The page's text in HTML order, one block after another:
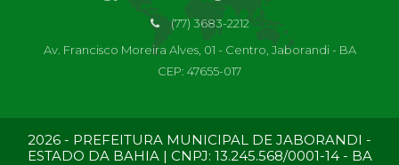
(77) 3683-2212
Av. Francisco Moreira Alves, 01 - Centro, Jaborandi - BA
CEP: 47655-017
2026 - PREFEITURA MUNICIPAL DE JABORANDI -
ESTADO DA BAHIA | CNPJ: 13.245.568/0001-14 - BA